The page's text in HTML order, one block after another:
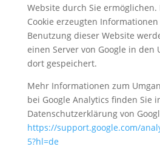
Website durch Sie
Cookie erzeugten
Benutzung dieser Website
einen Server von Google in den
dort gespeichert.
Mehr Informationen zum
bei Google Analytics finden Sie
Datenschutzerklärung von
https://support.google.com/
5?hl=de